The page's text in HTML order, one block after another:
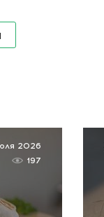
2026
197